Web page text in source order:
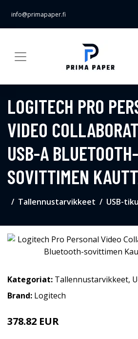
info@primapaper.fi
LOGITECH PRO
VIDEO
USB-A BLUETOOTH-
SOVITTIMEN
Tallennustarvikkeet USB-
Kategoriat: Tallennustarvikkeet,
Brand: Logitech
378.82 EUR